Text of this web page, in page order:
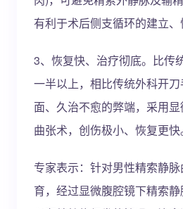
有利于术后侧支循环的建立、
3、恢复快、治疗彻底。比传
一半以上，相比传统外科开
面、久治不愈的弊端，采用
曲张术，创伤极小、恢复更快
专家表示：针对男性精索静
育，经过显微腹腔镜下精索